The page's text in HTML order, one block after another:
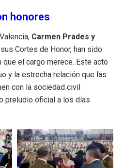
honores
Carmen Prades y
Cortes de Honor, han sido
el cargo merece. Este acto
y la estrecha relación que las
con la sociedad civil
preludio oficial a los días